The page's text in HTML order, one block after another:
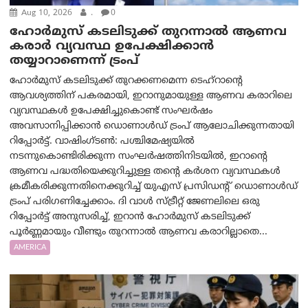
Aug 10, 2026 . 0
ഹോർമുസ് കടലിടുക്ക് തുറന്നാൽ ആണവ
കരാർ വ്യവസ്ഥ ഉപേക്ഷിക്കാൻ
തയ്യാറാണെന്ന് ട്രം‌പ്
ഹോർമുസ് കടലിടുക്ക് തുറക്കണമെന്ന ടെഹ്‌റാന്റെ
ആവശ്യത്തിന് പകരമായി, ഇറാനുമായുള്ള ആണവ കരാറിലെ
വ്യവസ്ഥകൾ ഉപേക്ഷിച്ചുകൊണ്ട് സംഘർഷം
അവസാനിപ്പിക്കാൻ ഡൊണാൾഡ് ട്രംപ് ആലോചിക്കുന്നതായി
റിപ്പോർട്ട്. വാഷിംഗ്ടണ്‍: പശ്ചിമേഷ്യയിൽ
നടന്നുകൊണ്ടിരിക്കുന്ന സംഘർഷത്തിനിടയിൽ, ഇറാന്റെ
ആണവ പദ്ധതിയെക്കുറിച്ചുള്ള തന്റെ കർശന വ്യവസ്ഥകൾ
ക്രമീകരിക്കുന്നതിനെക്കുറിച്ച് യുഎസ് പ്രസിഡന്റ് ഡൊണാൾഡ്
ട്രംപ് പരിഗണിച്ചേക്കാം. ദി വാൾ സ്ട്രീറ്റ് ജേണലിലെ ഒരു
റിപ്പോർട്ട് അനുസരിച്ച്, ഇറാൻ ഹോർമുസ് കടലിടുക്ക്
പൂർണ്ണമായും വീണ്ടും തുറന്നാൽ ആണവ കരാറില്ലാതെ...
AMERICA